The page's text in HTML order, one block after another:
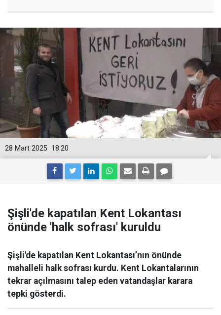
18:20
28 Mart 2025
Şişli'de kapatılan Kent Lokantası
önünde 'halk sofrası' kuruldu
Şişli'de kapatılan Kent Lokantası’nın önünde
mahalleli halk sofrası kurdu. Kent Lokantalarının
tekrar açılmasını talep eden vatandaşlar karara
tepki gösterdi.